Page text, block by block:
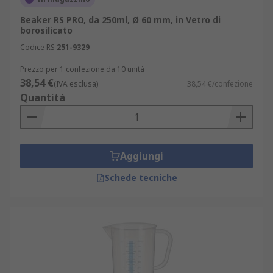
consente una lettura immediata e accurata.
I design includono impugnature ergonomiche e
beccucci per un versamento agevole e senza
a temperature variabili, risultando perfette per
molte applicazioni in ambito chimico, industriale
e commerciale.
Capacità, diametro e lunghezza di
becher e recipienti
Beaker RS PRO, da 250ml, Ø 60 mm, in Vetro di
borosilicato
Codice RS 251-9329
Prezzo per 1 confezione da 10 unità
38,54 €(IVA esclusa) 38,54 €/confezione
Quantità
Aggiungi
Schede tecniche